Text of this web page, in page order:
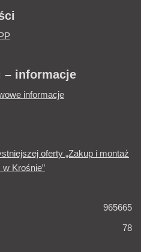
– informacje
informacje
oferty „Zakup i montaż
Krośnie”
965665
78